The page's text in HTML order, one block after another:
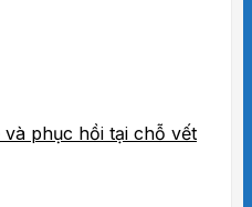
phục hồi tại chỗ vết